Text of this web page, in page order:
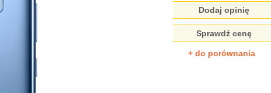
Dodaj opinię
Sprawdź cenę
+ do porównania